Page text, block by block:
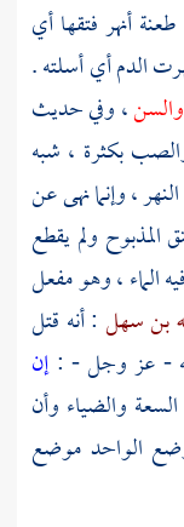
أنهر فتقها أي
الدم أي أسلته .
والسن، وفي حديث
بكثرة ، شبه
، وإنما نهى عن
ولم يقطع
الماء ، وهو مفعل
بن سهل : أنه قتل
- عز وجل - :إن
والضياء وأن
الواحد موضع